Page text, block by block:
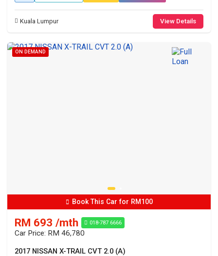
Kuala Lumpur View Details
ON DEMAND
Book This Car for RM100
RM 693 /mth 018-787 6666
Car Price: RM 46,780
2017 NISSAN X-TRAIL CVT 2.0 (A)